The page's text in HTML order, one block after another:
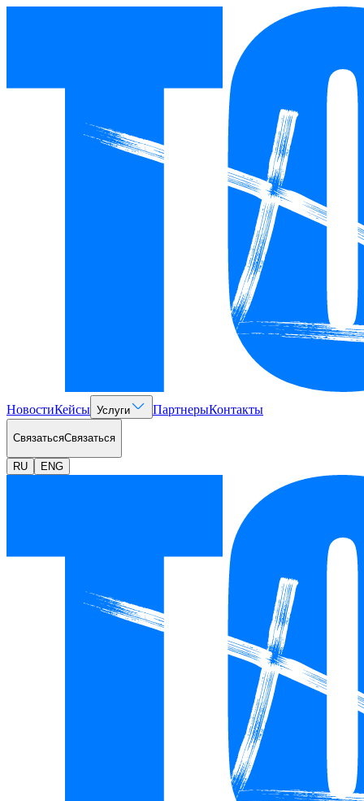
НовостиКейсы Услуги ПартнерыКонтакты
СвязатьсяСвязаться
RU ENG